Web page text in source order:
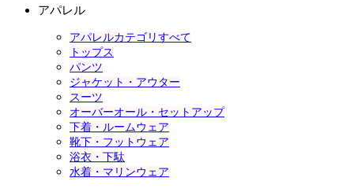
アパレル
アパレルカテゴリすべて
トップス
パンツ
ジャケット・アウター
スーツ
オーバーオール・セットアップ
下着・ルームウェア
靴下・フットウェア
浴衣・下駄
水着・マリンウェア